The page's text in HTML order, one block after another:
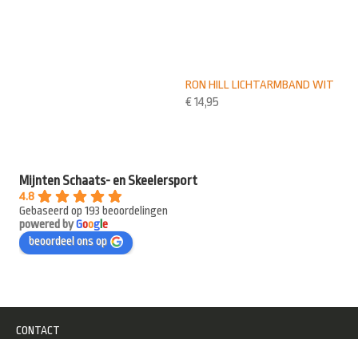
RON HILL LICHTARMBAND WIT
€ 14,95
Mijnten Schaats- en Skeelersport
4.8
Gebaseerd op 193 beoordelingen
powered byGooge
beoordeel ons op
CONTACT